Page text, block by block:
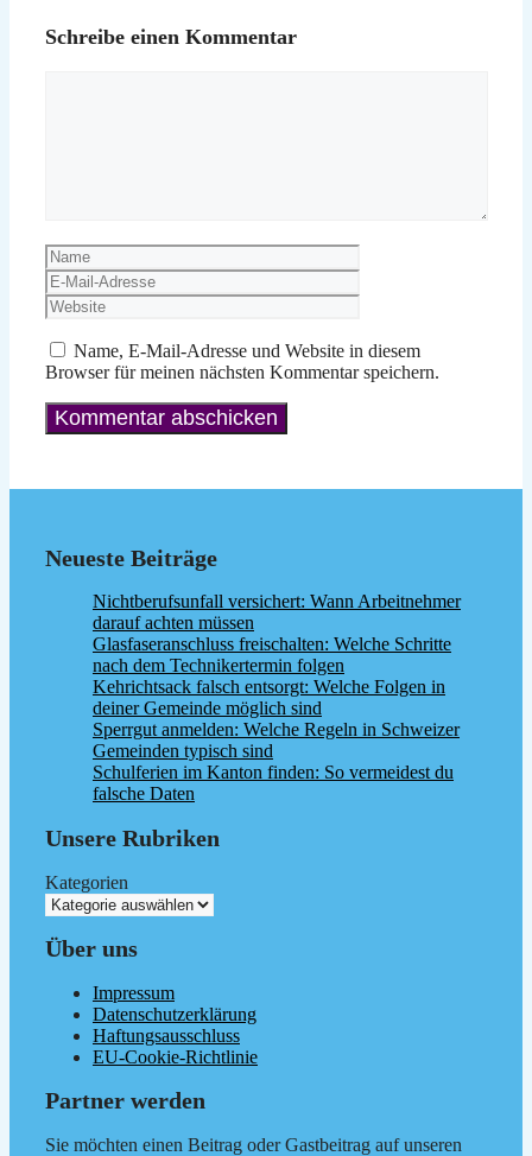
Schreibe einen Kommentar
Name
Mail-
Adresse
Name, E-Mail-Adresse und Website in diesem
Browser für meinen nächsten Kommentar speichern.
Neueste Beiträge
Nichtberufsunfall versichert: Wann Arbeitnehmer
darauf achten müssen
Glasfaseranschluss freischalten: Welche Schritte
nach dem Technikertermin folgen
Kehrichtsack falsch entsorgt: Welche Folgen in
deiner Gemeinde möglich sind
Sperrgut anmelden: Welche Regeln in Schweizer
Gemeinden typisch sind
Schulferien im Kanton finden: So vermeidest du
falsche Daten
Unsere Rubriken
Kategorien
Über uns
Impressum
Datenschutzerklärung
Haftungsausschluss
EU-Cookie-Richtlinie
Partner werden
Sie möchten einen Beitrag oder Gastbeitrag auf unseren